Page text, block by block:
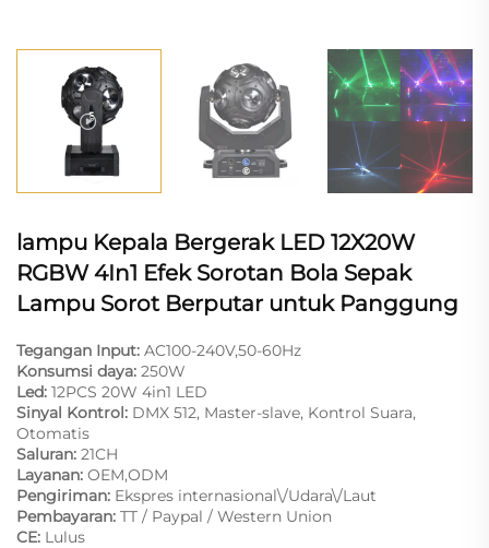
lampu Kepala Bergerak LED 12X20W
RGBW 4In1 Efek Sorotan Bola Sepak
Lampu Sorot Berputar untuk Panggung
Tegangan Input: AC100-240V,50-60Hz
Konsumsi daya: 250W
Led: 12PCS 20W 4in1 LED
Sinyal Kontrol: DMX 512, Master-slave, Kontrol Suara,
Otomatis
Saluran: 21CH
Layanan: OEM,ODM
Pengiriman: Ekspres internasional\/Udara\/Laut
Pembayaran: TT / Paypal / Western Union
CE: Lulus